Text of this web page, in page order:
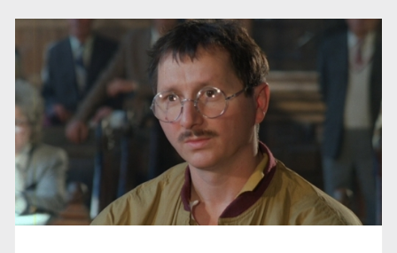
Cupa Mondială de fotbal 2026: 16-imile de finală în perioada
28 iunie – 3 iulie